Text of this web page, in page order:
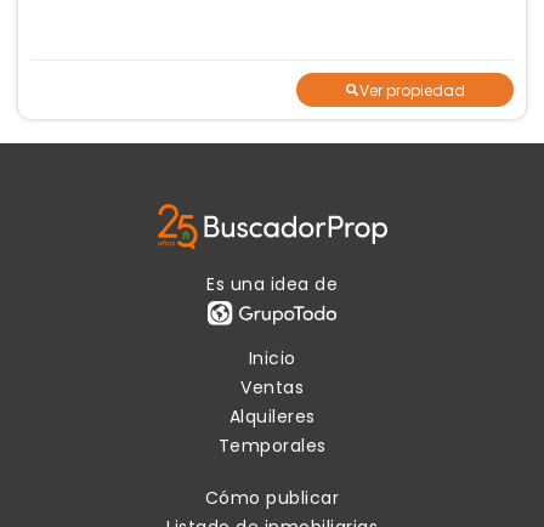
Ver propiedad
Es una idea de
Inicio
Ventas
Alquileres
Temporales
Cómo publicar